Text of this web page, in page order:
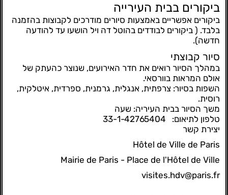
ביקורים בבית העירייה
ביקורים אפשריים באמצעות סיורים מודרכים לקבוצות בהזמנה
בלבד. ( ביקורים לבודדים בהוטל דה ויל הושעו עד להודעה
חדשה).
סיור קבוצתי
במהלך הסיור רואים את חדר האירועים, שנוצר כהעתק של
אולם המראות בוורסאי.
השפות בסיור: צרפתית, אנגלית, גרמנית, ספרדית, איטלקית,
רוסית.
משך הסיור בבית העיריה: שעה
טלפון לתיאום: 33-1-42765404
יצירת קשר
Hôtel de Ville de Paris
Mairie de Paris - Place de l'Hôtel de Ville
visites.hdv@paris.fr